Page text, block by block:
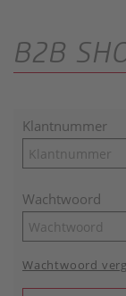
B2B
Klantnummer
Wachtwoord
Wachtwoord